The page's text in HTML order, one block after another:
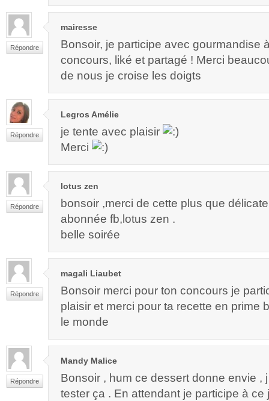
Répondre
mairesse
Bonsoir, je participe avec gourmandise
concours, liké et partagé ! Merci
de nous je croise les doigts
Répondre
Legros Amélie
je tente avec plaisir
Merci
Répondre
lotus zen
bonsoir ,merci de cette plus que
abonnée fb,lotus zen .
belle soirée
Répondre
magali Liaubet
Bonsoir merci pour ton concours je
plaisir et merci pour ta recette en prime
le monde
Répondre
Mandy Malice
Bonsoir , hum ce dessert donne envie ,
tester ça . En attendant je participe à ce